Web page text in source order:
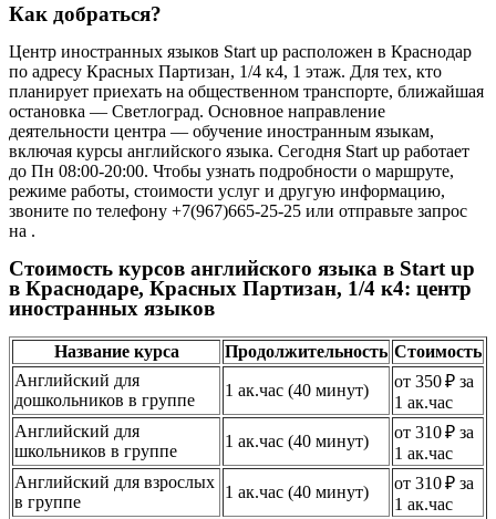
Как добраться?
Центр иностранных языков Start up расположен в Краснодар
по адресу Красных Партизан, 1/4 к4, 1 этаж. Для тех, кто
планирует приехать на общественном транспорте, ближайшая
остановка — Светлоград. Основное направление
деятельности центра — обучение иностранным языкам,
включая курсы английского языка. Сегодня Start up работает
до Пн 08:00-20:00. Чтобы узнать подробности о маршруте,
режиме работы, стоимости услуг и другую информацию,
звоните по телефону +7(967)665-25-25 или отправьте запрос
на .
Стоимость курсов английского языка в Start up
в Краснодаре, Красных Партизан, 1/4 к4: центр
иностранных языков
Название курса Продолжительность Стоимость
Английский для
дошкольников в группе
1 ак.час (40 минут)
от 350 ₽ за
1 ак.час
Английский для
школьников в группе
1 ак.час (40 минут)
от 310 ₽ за
1 ак.час
Английский для взрослых
в группе
1 ак.час (40 минут)
от 310 ₽ за
1 ак.час